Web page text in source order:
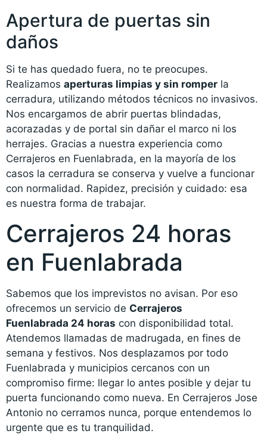
Apertura de puertas sin
daños
Si te has quedado fuera, no te preocupes.
Realizamos aperturas limpias y sin romper la
cerradura, utilizando métodos técnicos no invasivos.
Nos encargamos de abrir puertas blindadas,
acorazadas y de portal sin dañar el marco ni los
herrajes. Gracias a nuestra experiencia como
Cerrajeros en Fuenlabrada, en la mayoría de los
casos la cerradura se conserva y vuelve a funcionar
con normalidad. Rapidez, precisión y cuidado: esa
es nuestra forma de trabajar.
Cerrajeros 24 horas
en Fuenlabrada
Sabemos que los imprevistos no avisan. Por eso
ofrecemos un servicio de Cerrajeros
Fuenlabrada 24 horas con disponibilidad total.
Atendemos llamadas de madrugada, en fines de
semana y festivos. Nos desplazamos por todo
Fuenlabrada y municipios cercanos con un
compromiso firme: llegar lo antes posible y dejar tu
puerta funcionando como nueva. En Cerrajeros Jose
Antonio no cerramos nunca, porque entendemos lo
urgente que es tu tranquilidad.